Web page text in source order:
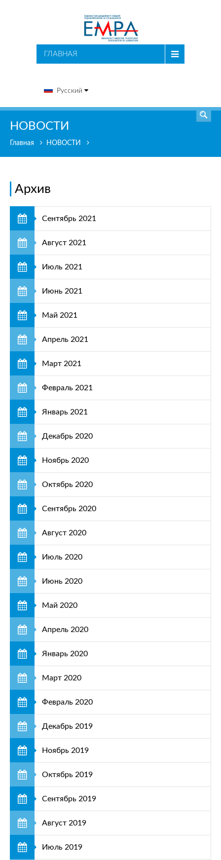
ГЛАВНАЯ
Русский
ПОИСК
НОВОСТИ
Главная НОВОСТИ
Архив
Сентябрь 2021
Август 2021
Июль 2021
Июнь 2021
Май 2021
Апрель 2021
Март 2021
Февраль 2021
Январь 2021
Декабрь 2020
Ноябрь 2020
Октябрь 2020
Сентябрь 2020
Август 2020
Июль 2020
Июнь 2020
Май 2020
Апрель 2020
Январь 2020
Март 2020
Февраль 2020
Декабрь 2019
Ноябрь 2019
Октябрь 2019
Сентябрь 2019
Август 2019
Июль 2019